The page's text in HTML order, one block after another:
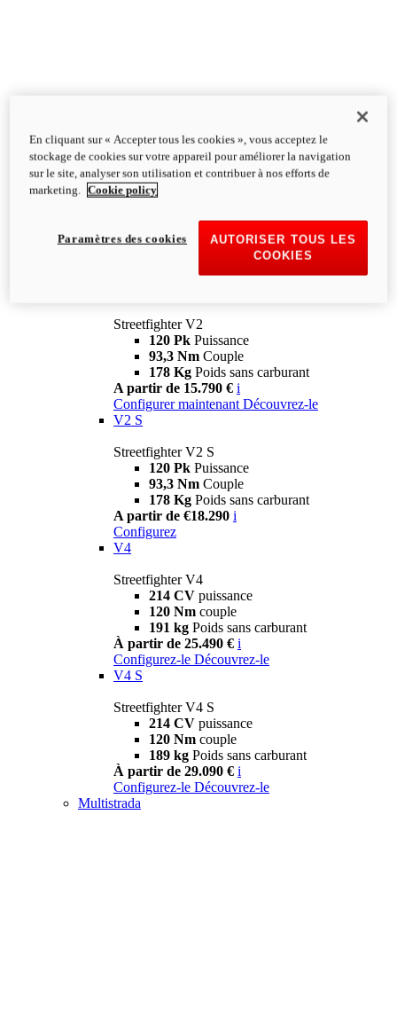
Streetfighter V2
120 Pk Puissance
93,3 Nm Couple
178 Kg Poids sans carburant
A partir de 15.790 € i
Configurer maintenant Découvrez-le
V2 S
Streetfighter V2 S
120 Pk Puissance
93,3 Nm Couple
178 Kg Poids sans carburant
A partir de €18.290 i
Configurez
V4
Streetfighter V4
214 CV puissance
120 Nm couple
191 kg Poids sans carburant
À partir de 25.490 € i
Configurez-le Découvrez-le
V4 S
Streetfighter V4 S
214 CV puissance
120 Nm couple
189 kg Poids sans carburant
À partir de 29.090 € i
Configurez-le Découvrez-le
Multistrada
En cliquant sur « Accepter tous les cookies », vous acceptez le
stockage de cookies sur votre appareil pour améliorer la navigation
sur le site, analyser son utilisation et contribuer à nos efforts de
marketing.
Cookie policy
AUTORISER TOUS LES
COOKIES
Paramètres des cookies